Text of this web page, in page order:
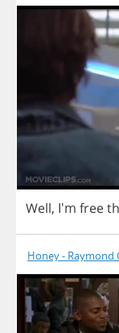
Well, I'm free
Honey - Raymond